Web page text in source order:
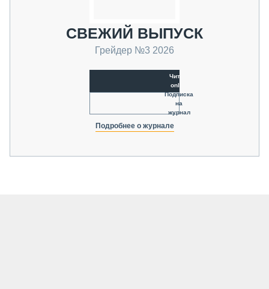
СВЕЖИЙ ВЫПУСК
Грейдер №3 2026
Читать
online
Подписка
на
журнал
Подробнее о журнале